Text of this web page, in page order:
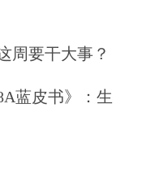
霸王茶姬涨逾
、携程网涨超
周要干大事？
蓝皮书》：生